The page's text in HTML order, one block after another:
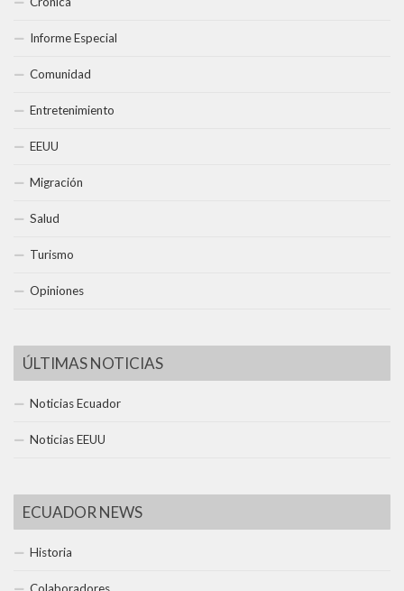
Informe Especial
Comunidad
Entretenimiento
EEUU
Migración
Salud
Turismo
Opiniones
ÚLTIMAS NOTICIAS
Noticias Ecuador
Noticias EEUU
ECUADOR NEWS
Historia